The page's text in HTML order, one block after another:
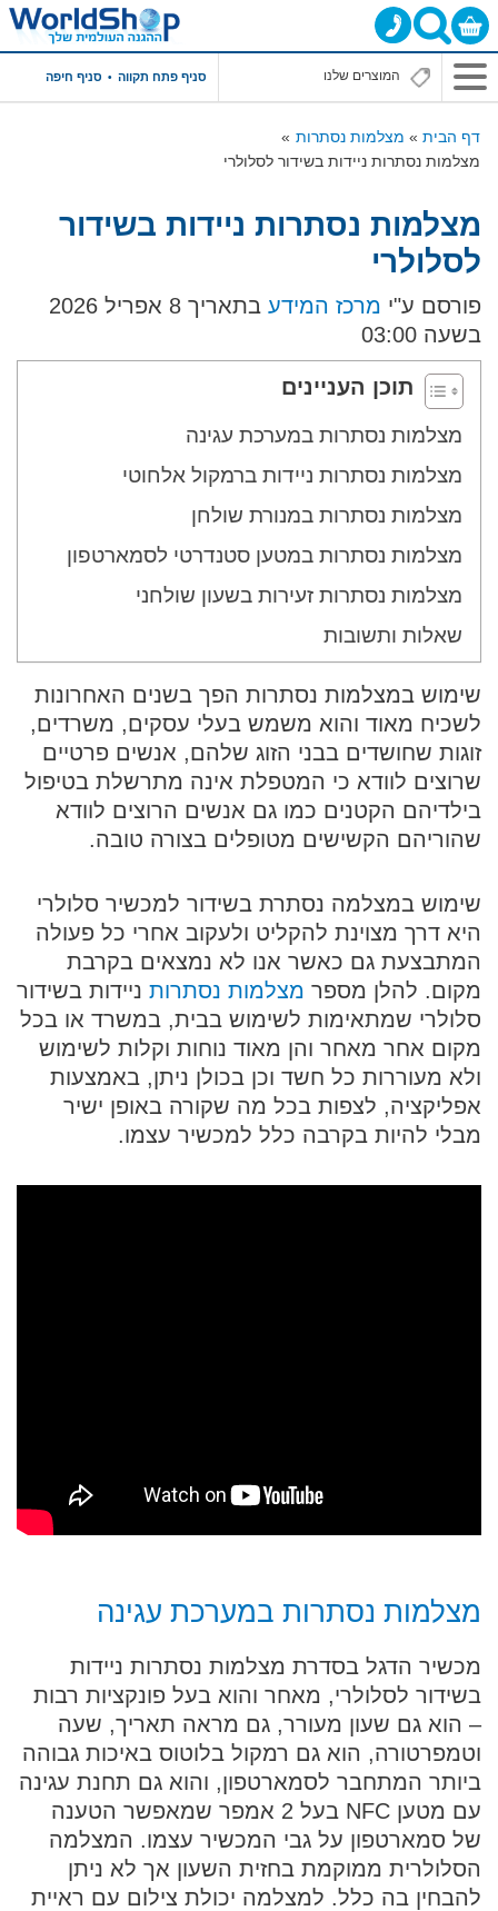
סניף פתח תקווה סניף חיפה
דף הבית
מצלמות נסתרות
מצלמות נסתרות ניידות בשידור לסלולרי
מצלמות נסתרות ניידות בשידור
לסלולרי
פורסם ע"י מרכז המידע
בתאריך 8 אפריל 2026
בשעה 03:00
תוכן העניינים
מצלמות נסתרות במערכת עגינה
מצלמות נסתרות ניידות ברמקול אלחוטי
מצלמות נסתרות במנורת שולחן
מצלמות נסתרות במטען סטנדרטי לסמארטפון
מצלמות נסתרות זעירות בשעון שולחני
שאלות ותשובות
שימוש במצלמות נסתרות הפך בשנים האחרונות
לשכיח מאוד והוא משמש בעלי עסקים, משרדים,
זוגות שחושדים בבני הזוג שלהם, אנשים פרטיים
שרוצים לוודא כי המטפלת אינה מתרשלת בטיפול
בילדיהם הקטנים כמו גם אנשים הרוצים לוודא
שהוריהם הקשישים מטופלים בצורה טובה.
שימוש במצלמה נסתרת בשידור למכשיר סלולרי
היא דרך מצוינת להקליט ולעקוב אחרי כל פעולה
המתבצעת גם כאשר אנו לא נמצאים בקרבת
מקום. להלן מספר מצלמות נסתרות ניידות בשידור
סלולרי שמתאימות לשימוש בבית, במשרד או בכל
מקום אחר מאחר והן מאוד נוחות וקלות לשימוש
ולא מעוררות כל חשד וכן בכולן ניתן, באמצעות
אפליקציה, לצפות בכל מה שקורה באופן ישיר
מבלי להיות בקרבה כלל למכשיר עצמו.
מצלמות נסתרות במערכת עגינה
מכשיר הדגל בסדרת מצלמות נסתרות ניידות
בשידור לסלולרי, מאחר והוא בעל פונקציות רבות
– הוא גם שעון מעורר, גם מראה תאריך, שעה
וטמפרטורה, הוא גם רמקול בלוטוס באיכות גבוהה
ביותר המתחבר לסמארטפון, והוא גם תחנת עגינה
עם מטען NFC בעל 2 אמפר שמאפשר הטענה
של סמארטפון על גבי המכשיר עצמו. המצלמה
הסלולרית ממוקמת בחזית השעון אך לא ניתן
להבחין בה כלל. למצלמה יכולת צילום עם ראיית